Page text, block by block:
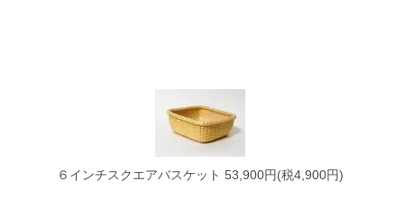
６インチスクエアバスケット 53,900円(税4,900円)